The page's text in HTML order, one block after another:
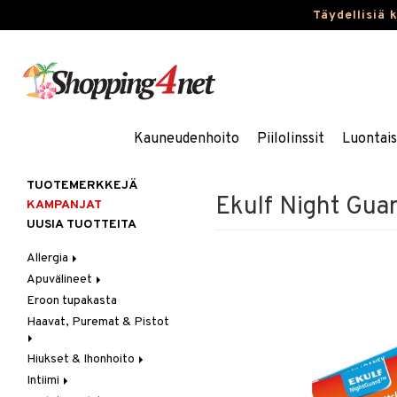
Täydellisiä
Kauneudenhoito Piilolinssit
Ekulf Night
TUOTEMERKKEJÄ
KAMPANJAT
UUSIA TUOTTEITA
Allergia
Nenäsuihkeet
Silmätipat
Apuvälineet
Hygienia
Kävely & Seisominen
Saa kiinni & Ylety
Eroon tupakasta
Haavat, Puremat & Pistot
Ensiapu
Haavat
Hiukset & Ihonhoito
Erityistuotteet
Intiimi